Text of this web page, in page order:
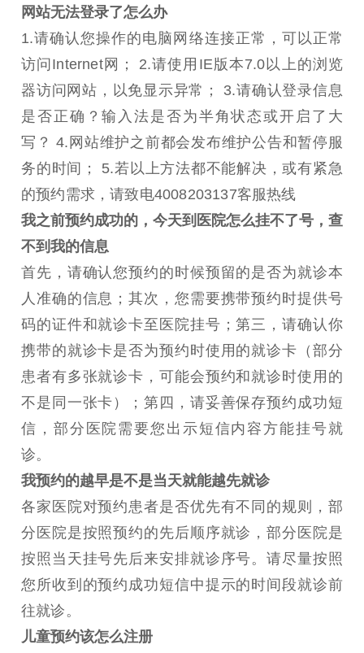
网站无法登录了怎么办
1.请确认您操作的电脑网络连接正常，可以正常
访问Internet网； 2.请使用IE版本7.0以上的浏览
器访问网站，以免显示异常； 3.请确认登录信息
是否正确？输入法是否为半角状态或开启了大
写？ 4.网站维护之前都会发布维护公告和暂停服
务的时间； 5.若以上方法都不能解决，或有紧急
的预约需求，请致电4008203137客服热线
我之前预约成功的，今天到医院怎么挂不了号，查
不到我的信息
首先，请确认您预约的时候预留的是否为就诊本
人准确的信息；其次，您需要携带预约时提供号
码的证件和就诊卡至医院挂号；第三，请确认你
携带的就诊卡是否为预约时使用的就诊卡（部分
患者有多张就诊卡，可能会预约和就诊时使用的
不是同一张卡）；第四，请妥善保存预约成功短
信，部分医院需要您出示短信内容方能挂号就
诊。
我预约的越早是不是当天就能越先就诊
各家医院对预约患者是否优先有不同的规则，部
分医院是按照预约的先后顺序就诊，部分医院是
按照当天挂号先后来安排就诊序号。请尽量按照
您所收到的预约成功短信中提示的时间段就诊前
往就诊。
儿童预约该怎么注册